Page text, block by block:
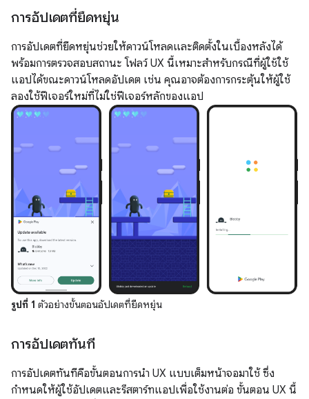
การอัปเดตที่ยืดหยุ่น
การอัปเดตที่ยืดหยุ่นช่วยให้ดาวน์โหลดและติดตั้งในเบื้องหลังได้
พร้อมการตรวจสอบสถานะ โฟลว์ UX นี้เหมาะสําหรับกรณีที่ผู้ใช้ใช้
แอปได้ขณะดาวน์โหลดอัปเดต เช่น คุณอาจต้องการกระตุ้นให้ผู้ใช้
ลองใช้ฟีเจอร์ใหม่ที่ไม่ใช่ฟีเจอร์หลักของแอป
รูปที่ 1 ตัวอย่างขั้นตอนอัปเดตที่ยืดหยุ่น
การอัปเดตทันที
การอัปเดตทันทีคือขั้นตอนการนำ UX แบบเต็มหน้าจอมาใช้ ซึ่ง
กำหนดให้ผู้ใช้อัปเดตและรีสตาร์ทแอปเพื่อใช้งานต่อ ขั้นตอน UX นี้